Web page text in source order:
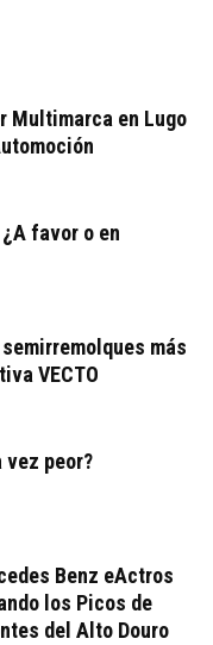
Multimarca en Lugo
¿A favor o en
más
VECTO
vez peor?
Benz eActros
los Picos de
del Alto Douro